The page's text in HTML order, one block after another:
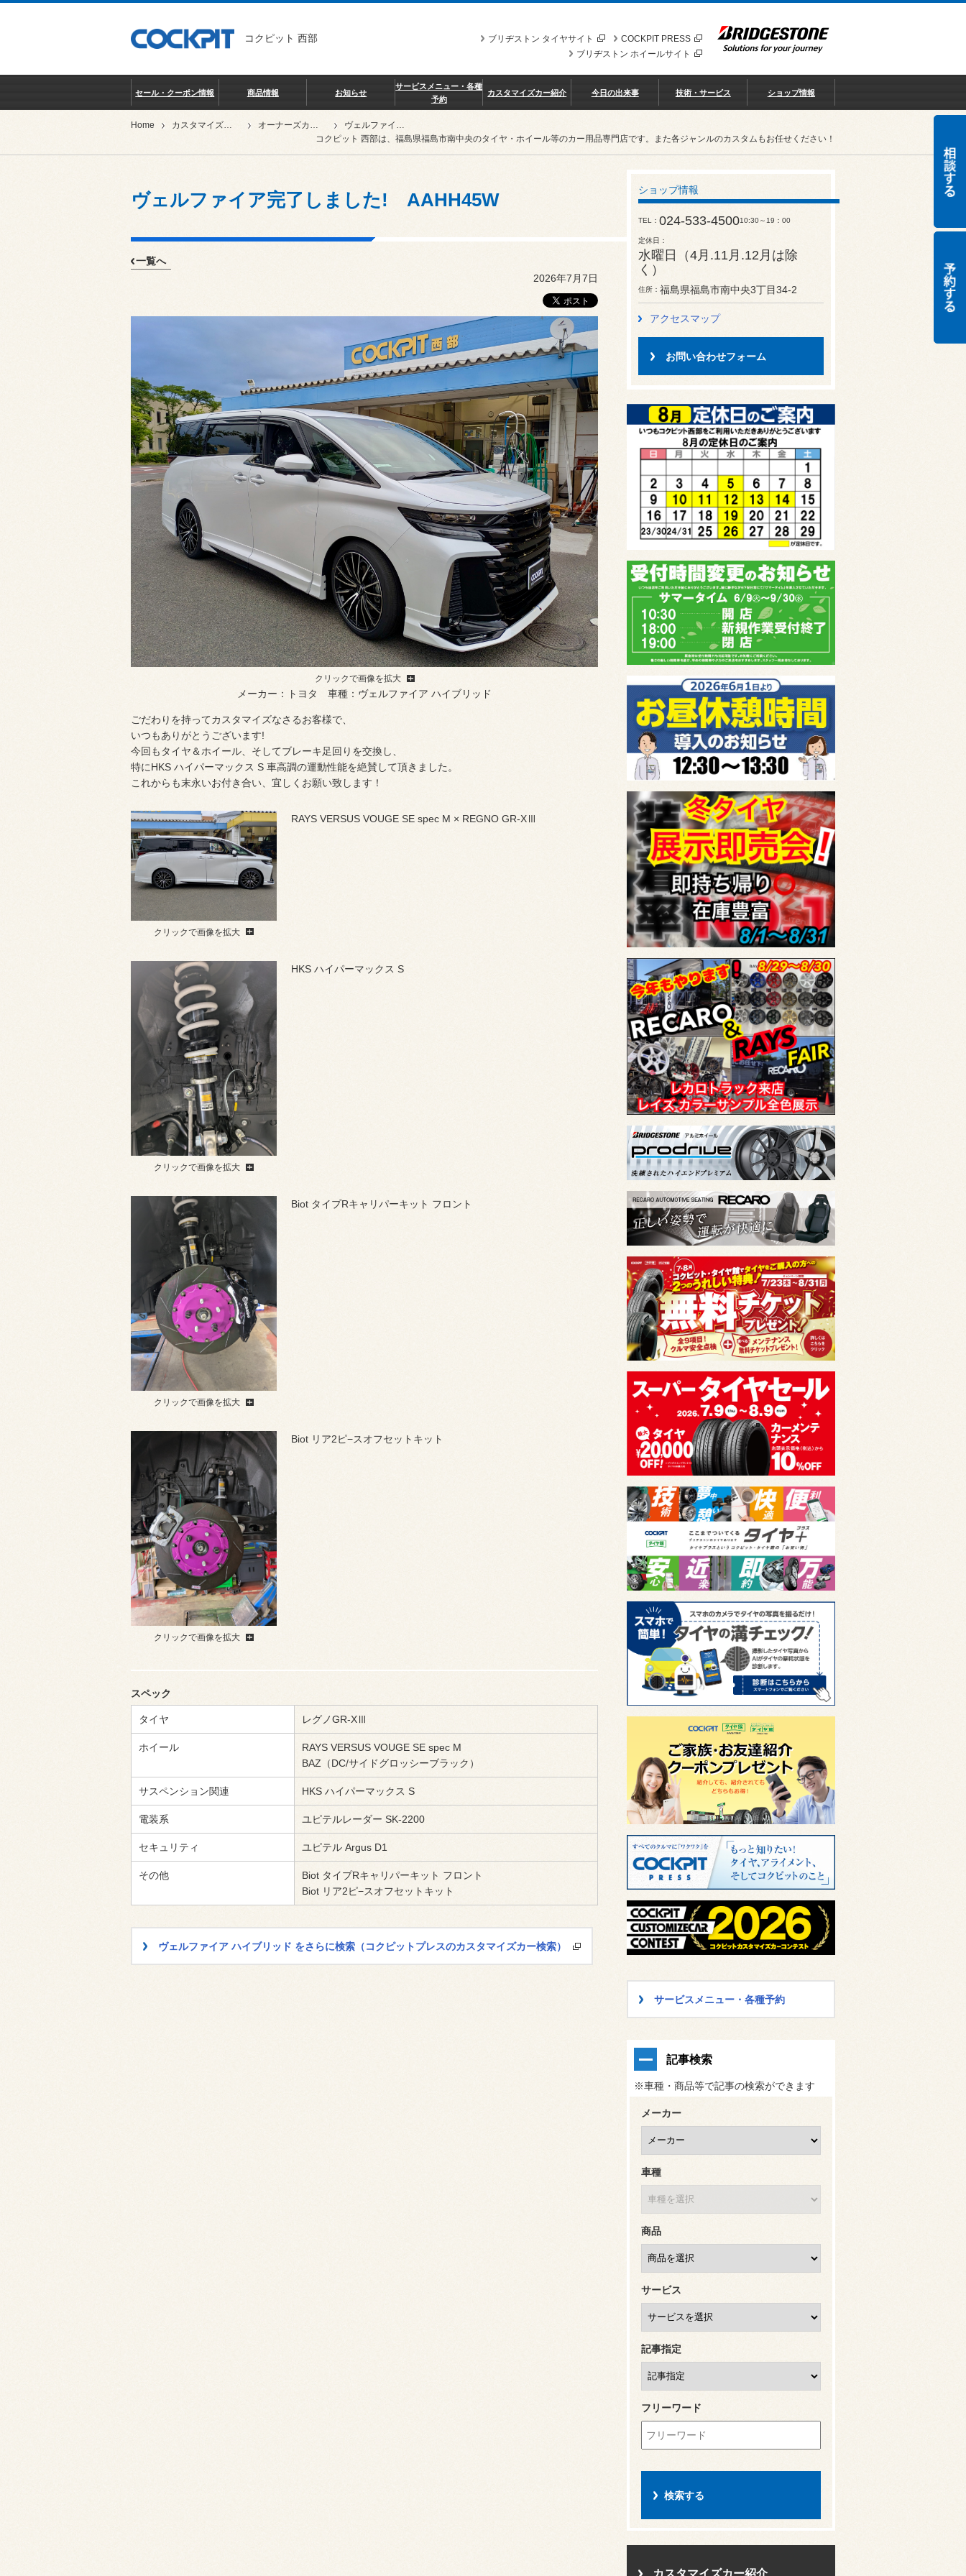
コクピット 西部 COCKPIT PRESS
ブリヂストン タイヤサイト
ブリヂストン ホイールサイト
セール・クーポン情報 商品情報 お知らせ
サービスメニュー・各種
予約
カスタマイズカー紹介 今日の出来事 技術・サービス ショップ情報
Home カスタマイズカー紹介 オーナーズカーインデックス
ヴェルファイア完了しました! AAHH45W
コクピット 西部は、福島県福島市南中央のタイヤ・ホイール等のカー用品専門店です。また各ジャンルのカスタムもお任せください！
ヴェルファイア完了しました! AAHH45W
一覧へ
2026年7月7日
クリックで画像を拡大
メーカー：トヨタ 車種：ヴェルファイア ハイブリッド
ごだわりを持ってカスタマイズなさるお客様で、
いつもありがとうございます!
今回もタイヤ＆ホイール、そしてブレーキ足回りを交換し、
特にHKS ハイパーマックス S 車高調の運動性能を絶賛して頂きました。
これからも末永いお付き合い、宜しくお願い致します！
クリックで画像を拡大
RAYS VERSUS VOUGE SE spec M × REGNO GR-XⅢ
クリックで画像を拡大
HKS ハイパーマックス S
クリックで画像を拡大
Biot タイプRキャリパーキット フロント
クリックで画像を拡大
Biot リア2ピ−スオフセットキット
スペック
タイヤ レグノGR-XⅢ
ホイール
RAYS VERSUS VOUGE SE spec M
BAZ（DC/サイドグロッシーブラック）
サスペンション関連 HKS ハイパーマックス S
電装系 ユピテルレーダー SK-2200
セキュリティ ユピテル Argus D1
その他
Biot タイプRキャリパーキット フロント
Biot リア2ピ−スオフセットキット
ヴェルファイア ハイブリッド をさらに検索（コクピットプレスのカスタマイズカー検索）
ショップ情報
TEL 024-533-450010:30～19：00
定休日
水曜日（4月.11月.12月は除
く）
住所 福島県福島市南中央3丁目34-2
アクセスマップ
お問い合わせフォーム
サービスメニュー・各種予約
記事検索
※車種・商品等で記事の検索ができます
メーカー
車種
商品
サービス
記事指定
フリーワード
カスタマイズカー紹介